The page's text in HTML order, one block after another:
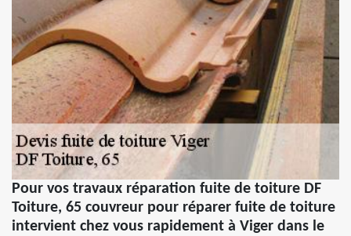
Pour vos travaux réparation fuite de toiture DF
Toiture, 65 couvreur pour réparer fuite de toiture
intervient chez vous rapidement à Viger dans le